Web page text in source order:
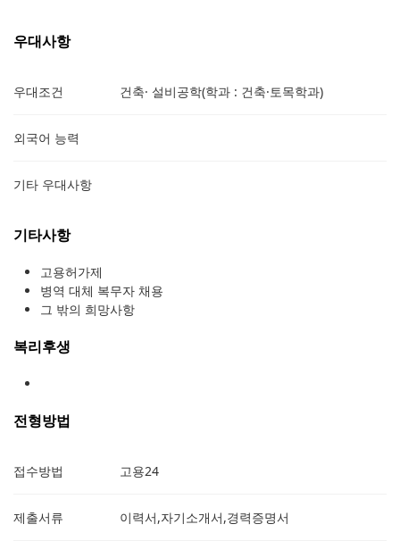
우대사항
우대조건 건축· 설비공학(학과 : 건축·토목학과)
외국어 능력
기타 우대사항
기타사항
고용허가제
병역 대체 복무자 채용
그 밖의 희망사항
복리후생
전형방법
접수방법 고용24
제출서류 이력서,자기소개서,경력증명서